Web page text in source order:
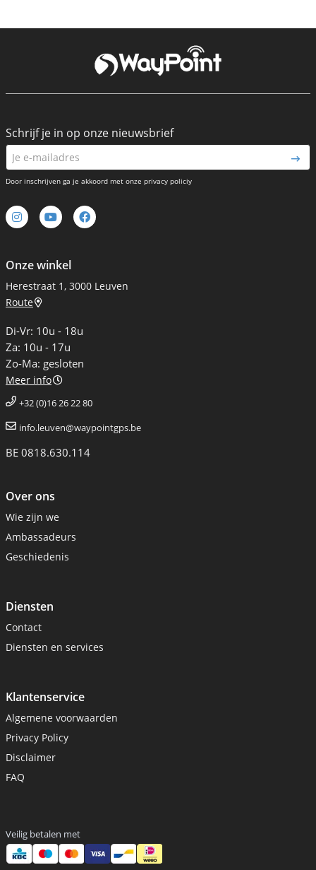
Onze winkel
Herestraat 1, 3000 Leuven
Route
Di-Vr: 10u - 18u
Za: 10u - 17u
Zo-Ma: gesloten
Meer info
+32 (0)16 26 22 80
info.leuven@waypointgps.be
BE 0818.630.114
Over ons
Wie zijn we
Ambassadeurs
Geschiedenis
Diensten
Contact
Diensten en services
Klantenservice
Algemene voorwaarden
Privacy Policy
Disclaimer
FAQ
Schrijf je in op onze nieuwsbrief
Door inschrijven ga je akkoord met onze privacy policiy
Veilig betalen met